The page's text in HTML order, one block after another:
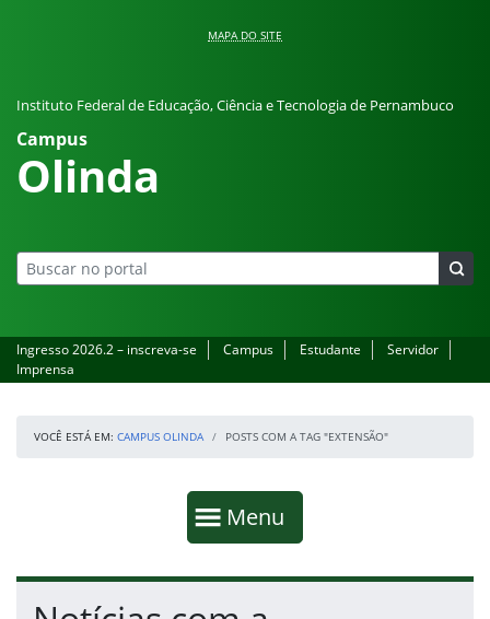
MAPA DO SITE
Instituto Federal de Educação, Ciência e Tecnologia de Pernambuco
Campus
Olinda
Ingresso 2026.2 – inscreva-se Campus Estudante
Servidor
Imprensa
VOCÊ ESTÁ EM: CAMPUS OLINDA POSTS COM A TAG "EXTENSÃO"
Mostrar
Menu
Fim da navegação
Início do conteúdo